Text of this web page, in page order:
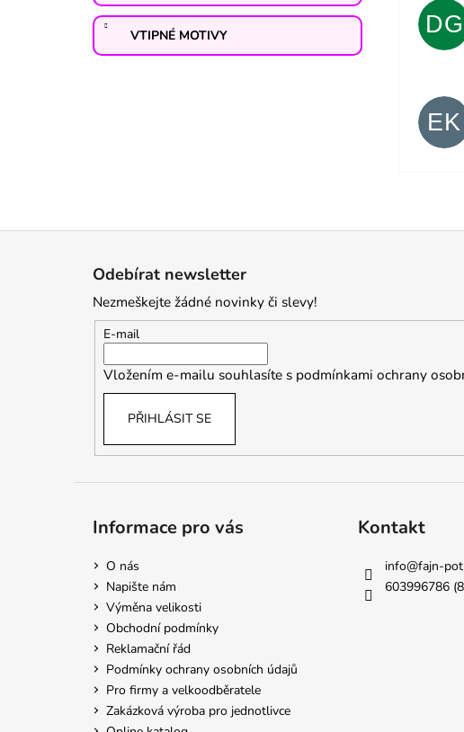
VTIPNÉ MOTIVY DG
EK
Odebírat newsletter
Nezmeškejte žádné novinky či slevy!
E-mail
Vložením e-mailu souhlasíte s podmínkami ochrany
PŘIHLÁSIT SE
Informace pro vás
O nás
Napište nám
Výměna velikosti
Obchodní podmínky
Reklamační řád
Podmínky ochrany osobních údajů
Pro firmy a velkoodběratele
Zakázková výroba pro jednotlivce
Kontakt
info@fajn-
603996786